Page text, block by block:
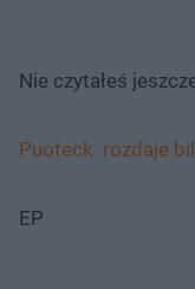
Nie czytałeś
Puoteck rozdaje
EP